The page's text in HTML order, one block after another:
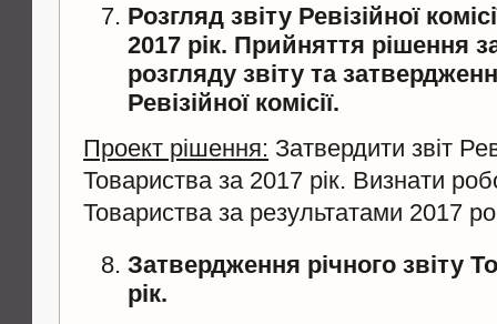
Розгляд звіту Ревізійної
2017 рік. Прийняття рішення
розгляду звіту та
Ревізійної комісії.
Проект рішення: Затвердити звіт
Товариства за 2017 рік. Визнати
Товариства за результатами 2017
Затвердження річного звіту
рік.